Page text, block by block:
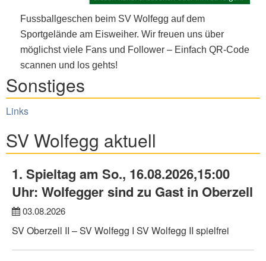
Fussballgeschen beim SV Wolfegg auf dem
Sportgelände am Eisweiher. Wir freuen uns über
möglichst viele Fans und Follower – Einfach QR-Code
scannen und los gehts!
Sonstiges
Links
SV Wolfegg aktuell
1. Spieltag am So., 16.08.2026,15:00
Uhr: Wolfegger sind zu Gast in Oberzell
03.08.2026
SV Oberzell II – SV Wolfegg I SV Wolfegg II spielfrei